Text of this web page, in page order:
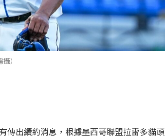
）
傳出續約消息，根據墨西哥聯盟拉雷多貓頭